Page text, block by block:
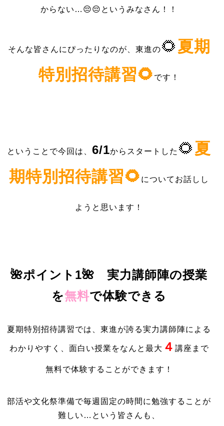
からない…😔😔というみなさん！！
そんな皆さんにぴったりなのが、東進の🌻夏期
特別招待講習🌻 です！
ということで今 回は、6/1からスタートした 🌻夏
期特別招待講習🌻 についてお話しし
ようと思います！
🌺ポイント1🌺 実力講師陣の授業
を無料で体験できる
夏期特別招待講習では、東進が誇る実力講師陣による
わかりやすく、面白い授業をなんと最大 ４ 講座まで
無料で体験することができます！
部活や文化祭準備で毎週固定の時間に勉強することが
難しい…という皆さんも、